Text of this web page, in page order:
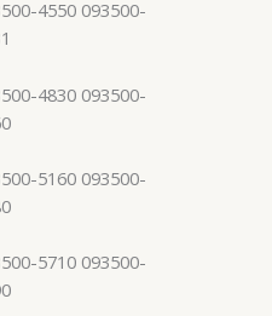
4550 093500-
4830 093500-
5160 093500-
5710 093500-